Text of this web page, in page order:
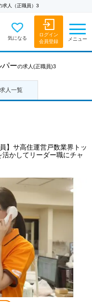
求人（正職員）3
気になる
ログイン
会員登録
メニュー
パーの求人 (正職員)3
求人一覧
】サ高住運営戸数業界トッ
かしてリーダー職にチャ